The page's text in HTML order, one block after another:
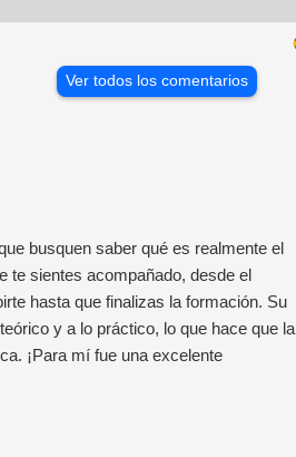
Ver todos los comentarios
busquen saber qué es realmente el
te sientes acompañado, desde el
hasta que finalizas la formación. Su
y a lo práctico, lo que hace que la
¡Para mí fue una excelente